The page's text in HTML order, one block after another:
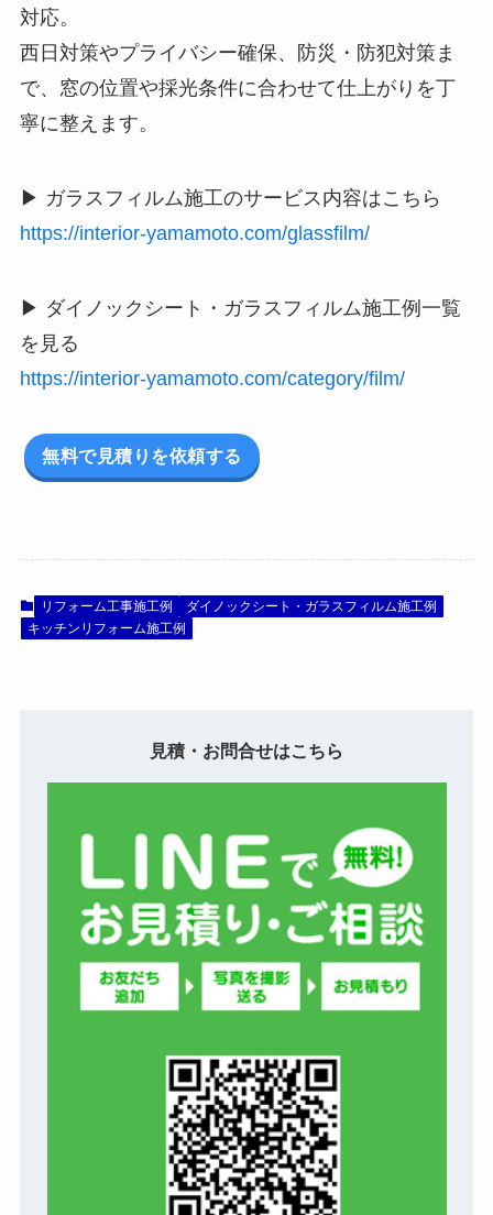
対応。
西日対策やプライバシー確保、防災・防犯対策ま
で、窓の位置や採光条件に合わせて仕上がりを丁
寧に整えます。
▶ ガラスフィルム施工のサービス内容はこちら
https://interior-yamamoto.com/glassfilm/
▶ ダイノックシート・ガラスフィルム施工例一覧
を見る
https://interior-yamamoto.com/category/film/
無料で見積りを依頼する
リフォーム工事施工例
ダイノックシート・ガラスフィルム施工例
キッチンリフォーム施工例
見積・お問合せはこちら